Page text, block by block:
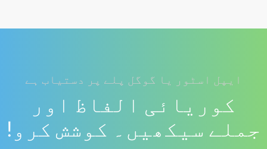
ایپل اسٹور یا گوگل پلے پر دستیاب ہے
کوریائی الفاظ اور
جملے سیکھیں۔ کوشش کرو!